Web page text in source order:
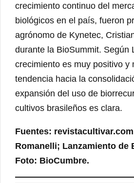
crecimiento continuo del
biológicos en el país, fueron
agrónomo de Kynetec,
durante la BioSummit. Según
crecimiento es muy positivo y
tendencia hacia la
expansión del uso de
cultivos brasileños es clara.
Fuentes:
Romanelli; Lanzamiento de
Foto: BioCumbre.